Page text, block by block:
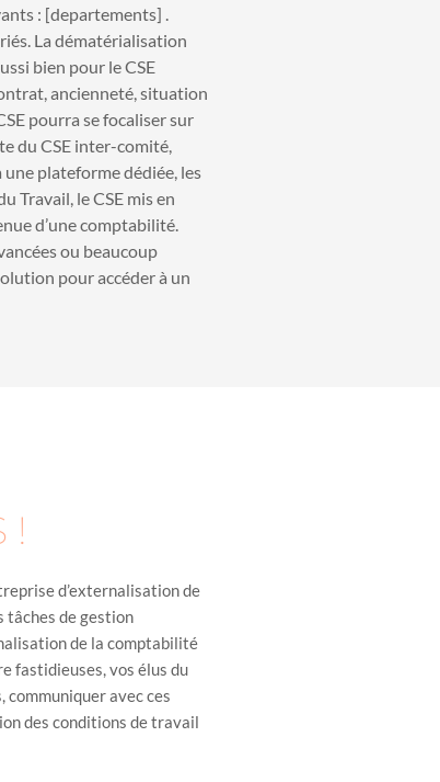
: [departements] .
La dématérialisation
bien pour le CSE
ancienneté, situation
pourra se focaliser sur
du CSE inter-comité,
plateforme dédiée, les
Travail, le CSE mis en
d’une comptabilité.
ou beaucoup
pour accéder à un
!
d’externalisation de
tâches de gestion
de la comptabilité
fastidieuses, vos élus du
avec ces
des conditions de travail